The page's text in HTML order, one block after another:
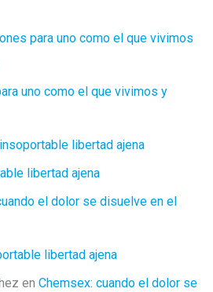
para uno como el que vivimos
uno como el que vivimos y
libertad ajena
libertad ajena
el dolor se disuelve en el
libertad ajena
en Chemsex: cuando el dolor se